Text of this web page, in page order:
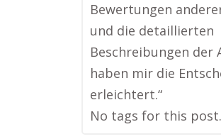
Bewertungen
und die detaillierten
Beschreibungen der
haben mir die
erleichtert.“
No tags for this post.